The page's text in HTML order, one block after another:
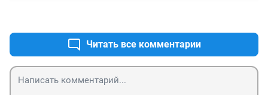
Читать все комментарии